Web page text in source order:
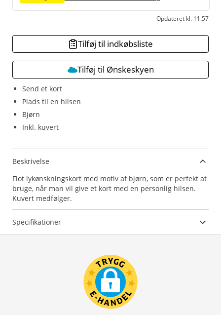
Send et kort
Plads til en hilsen
Bjørn
Inkl. kuvert
Opdateret kl. 11.57
Tilføj til indkøbsliste
Tilføj til Ønskeskyen
Beskrivelse
Flot lykønskningskort med motiv af bjørn, som er perfekt at
bruge, når man vil give et kort med en personlig hilsen.
Kuvert medfølger.
Specifikationer